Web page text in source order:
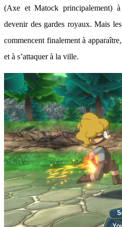
(Axe et Matock principalement)
devenir des gardes royaux. Mais
commencent finalement à
et à s’attaquer à la ville.